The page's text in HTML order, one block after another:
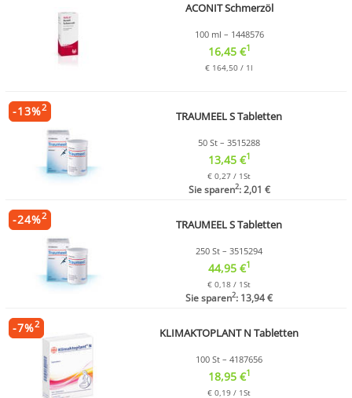
ACONIT Schmerzöl
100 ml – 1448576
16,45 €1
€ 164,50 / 1l
TRAUMEEL S Tabletten
50 St – 3515288
13,45 €1
€ 0,27 / 1St
Sie sparen2: 2,01 €
-13%2
TRAUMEEL S Tabletten
250 St – 3515294
44,95 €1
€ 0,18 / 1St
Sie sparen2: 13,94 €
-24%2
KLIMAKTOPLANT N Tabletten
100 St – 4187656
18,95 €1
€ 0,19 / 1St
-7%2